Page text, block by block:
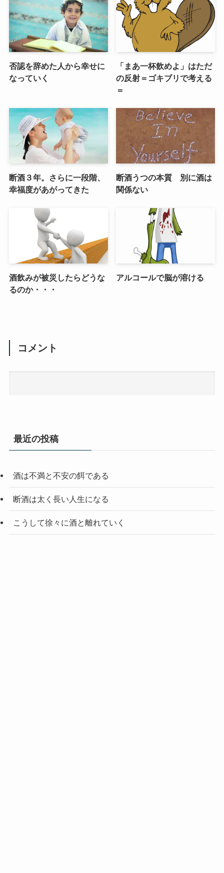
否認を辞めた人から幸せに
なっていく
「まあ一杯飲めよ」はただ
の反射＝ゴキブリで考える
＝
断酒３年。さらに一段階、
幸福度があがってきた
断酒うつの本質 別に酒は
関係ない
酒飲みが被災したらどうな
るのか・・・
アルコールで脳が溶ける
コメント
最近の投稿
酒は不満と不安の餌である
断酒は太く長い人生になる
こうして徐々に酒と離れていく